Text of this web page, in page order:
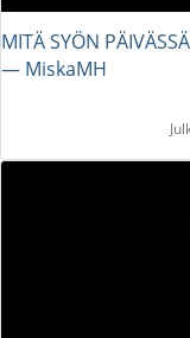
MITÄ SYÖN PÄIVÄSSÄ
― MiskaMH